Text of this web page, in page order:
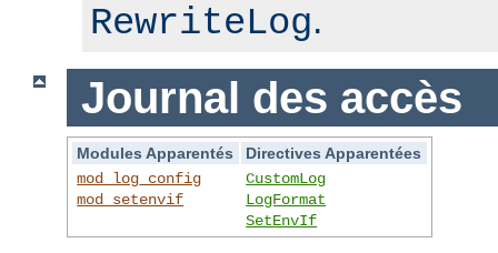
RewriteLog.
Journal des accès
Modules Apparentés
Directives Apparentées
mod_log_config
mod_setenvif
CustomLog
LogFormat
SetEnvIf